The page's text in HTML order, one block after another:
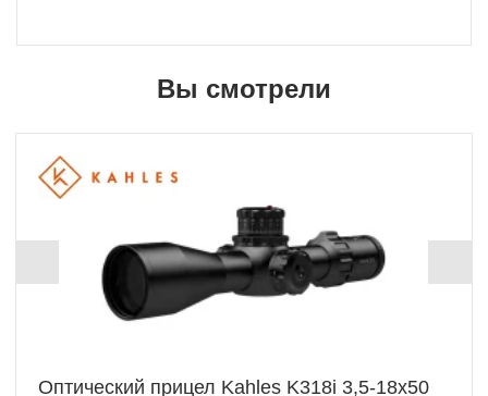
Вы смотрели
+ 26333 Б
Оптический прицел Kahles K318i 3,5-18x50